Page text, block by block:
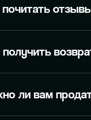
ли вам